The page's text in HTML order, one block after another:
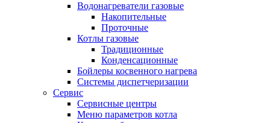
Водонагреватели газовые
Накопительные
Проточные
Котлы газовые
Традиционные
Конденсационные
Бойлеры косвенного нагрева
Системы диспетчеризации
Сервис
Сервисные центры
Меню параметров котла